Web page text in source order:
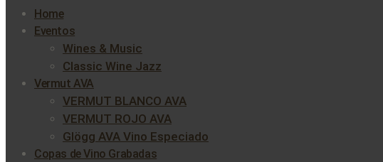
Home
Eventos
Wines & Music
Classic Wine Jazz
Vermut AVA
VERMUT BLANCO AVA
VERMUT ROJO AVA
Glögg AVA Vino Especiado
Copas de Vino Grabadas